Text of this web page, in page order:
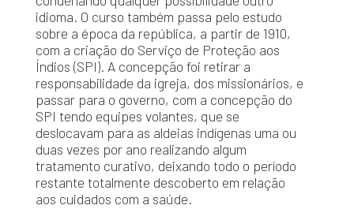
idioma. O curso também passa pelo estudo
sobre a época da república, a partir de 1910,
com a criação do Serviço de Proteção aos
Índios (SPI). A concepção foi retirar a
responsabilidade da igreja, dos missionários, e
passar para o governo, com a concepção do
SPI tendo equipes volantes, que se
deslocavam para as aldeias indígenas uma ou
duas vezes por ano realizando algum
tratamento curativo, deixando todo o período
restante totalmente descoberto em relação
aos cuidados com a saúde.